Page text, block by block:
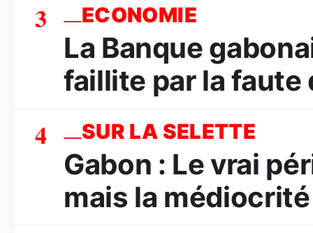
3 ECONOMIE
La Banque
faillite par la faute
4 SUR LA SELETTE
Gabon : Le vrai
mais la